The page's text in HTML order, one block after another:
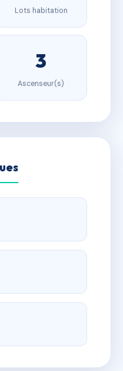
Lots habitation
3
Ascenseur(s)